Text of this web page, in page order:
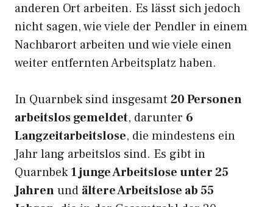
anderen Ort arbeiten. Es lässt sich jedoch
nicht sagen, wie viele der Pendler in einem
Nachbarort arbeiten und wie viele einen
weiter entfernten Arbeitsplatz haben.
In Quarnbek sind insgesamt 20 Personen
arbeitslos gemeldet, darunter 6
Langzeitarbeitslose, die mindestens ein
Jahr lang arbeitslos sind. Es gibt in
Quarnbek1 junge Arbeitslose unter 25
Jahrenund ältere Arbeitslose ab 55